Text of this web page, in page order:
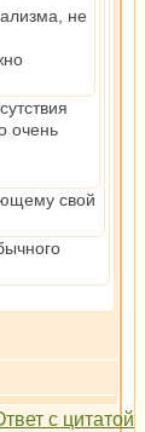
не
очень
свой